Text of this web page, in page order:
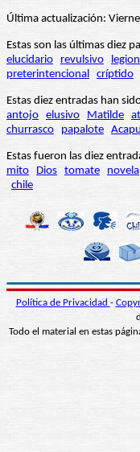
Última actualización:
Estas son las últimas diez
elucidario
revulsivo
preterintencional críptido
Estas diez entradas han
antojo elusivo Matilde
churrasco
papalote
Estas fueron las diez
mito
Dios tomate novela
chile
Política de Privacidad -
Todo el material en estas